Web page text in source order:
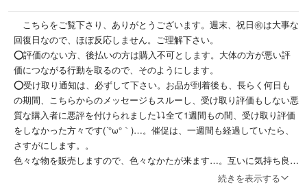
こちらをご覧下さり、ありがとうございます。週末、祝日㊗️は大事な
回復日なので、ほぼ反応しません。ご理解下さい。
⭕️評価のない方、後払いの方は購入不可とします。大体の方が悪い評
価につながる行動を取るので、そのようにします。
⭕️受け取り通知は、必ずして下さい。お品が到着後も、長らく何日も
の期間、こちらからのメッセージもスルーし、受け取り評価もしない悪
質な購入者に悪評を付けられました⤵︎⤵︎全て1週間もの間、受け取り評価
をしなかった方々です(´°ω°｀)…。催促は、一週間も経過していたら、
さすがにします。。
色々な物を販売しますので、色々なかたが来ます…。互いに気持ち良
く、ラクマルールを守って、お取引をお願い致します🙇‍♀️お受け取り評
続きを表示する